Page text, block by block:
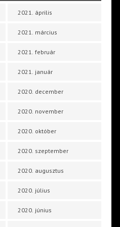
2021. április
2021. március
2021. február
2021. január
2020. december
2020. november
2020. október
2020. szeptember
2020. augusztus
2020. július
2020. június